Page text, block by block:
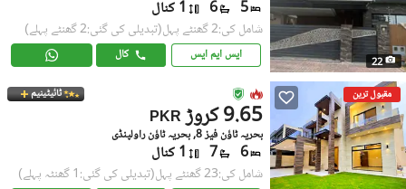
22
5
6 1 کنال
شامل کی:2 گھنٹے پہل (تبدیلی کی گئی:2 گھنٹے پہلے)
ایس ایم ایس کال
مقبول ترین ٹائیٹینیم
PKR 9.65 کروڑ
بحریہ ٹاؤن فیز 8, بحریہ ٹاؤن راولپنڈی
6
7 1 کنال
شامل کی:23 گھنٹے پہل (تبدیلی کی گئی:1 گھنٹہ پہلے)